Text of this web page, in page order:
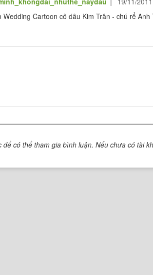
Cartoon cô dâu Kim Trân - chú rể
để có thể tham gia bình luận. Nếu chưa có tài